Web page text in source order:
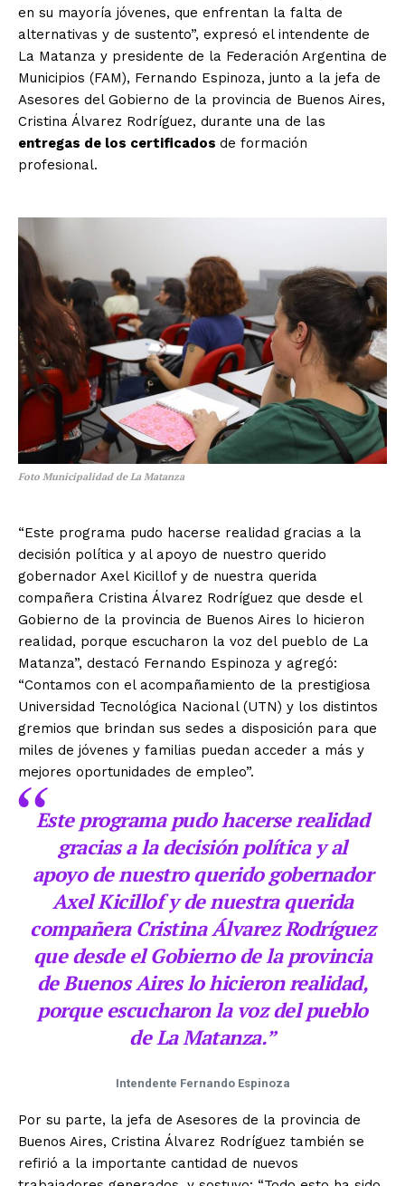
en su mayoría jóvenes, que enfrentan la falta de
alternativas y de sustento”, expresó el intendente de
La Matanza y presidente de la Federación Argentina de
Municipios (FAM), Fernando Espinoza, junto a la jefa de
Asesores del Gobierno de la provincia de Buenos Aires,
Cristina Álvarez Rodríguez, durante una de las
entregas de los certificados de formación
profesional.
Foto Municipalidad de La Matanza
“Este programa pudo hacerse realidad gracias a la
decisión política y al apoyo de nuestro querido
gobernador Axel Kicillof y de nuestra querida
compañera Cristina Álvarez Rodríguez que desde el
Gobierno de la provincia de Buenos Aires lo hicieron
realidad, porque escucharon la voz del pueblo de La
Matanza”, destacó Fernando Espinoza y agregó:
“Contamos con el acompañamiento de la prestigiosa
Universidad Tecnológica Nacional (UTN) y los distintos
gremios que brindan sus sedes a disposición para que
miles de jóvenes y familias puedan acceder a más y
mejores oportunidades de empleo”.
Este programa pudo hacerse realidad
gracias a la decisión política y al
apoyo de nuestro querido gobernador
Axel Kicillof y de nuestra querida
compañera Cristina Álvarez Rodríguez
que desde el Gobierno de la provincia
de Buenos Aires lo hicieron realidad,
porque escucharon la voz del pueblo
de La Matanza.”
Intendente Fernando Espinoza
Por su parte, la jefa de Asesores de la provincia de
Buenos Aires, Cristina Álvarez Rodríguez también se
refirió a la importante cantidad de nuevos